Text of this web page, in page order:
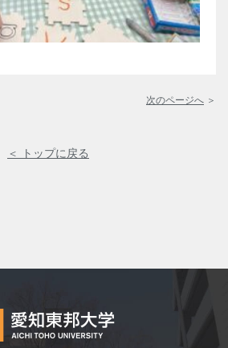
次のページへ ＞
＜ トップに戻る